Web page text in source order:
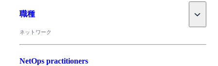
職種
ネットワーク
NetOps practitioners